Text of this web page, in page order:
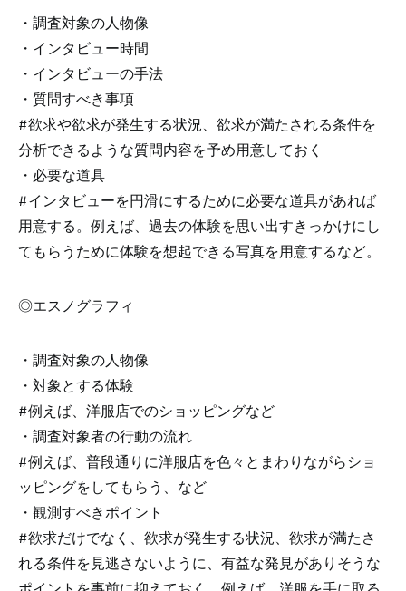
・調査対象の人物像
・インタビュー時間
・インタビューの手法
・質問すべき事項
#欲求や欲求が発生する状況、欲求が満たされる条件を
分析できるような質問内容を予め用意しておく
・必要な道具
#インタビューを円滑にするために必要な道具があれば
用意する。例えば、過去の体験を思い出すきっかけにし
てもらうために体験を想起できる写真を用意するなど。
◎エスノグラフィ
・調査対象の人物像
・対象とする体験
#例えば、洋服店でのショッピングなど
・調査対象者の行動の流れ
#例えば、普段通りに洋服店を色々とまわりながらショ
ッピングをしてもらう、など
・観測すべきポイント
#欲求だけでなく、欲求が発生する状況、欲求が満たさ
れる条件を見逃さないように、有益な発見がありそうな